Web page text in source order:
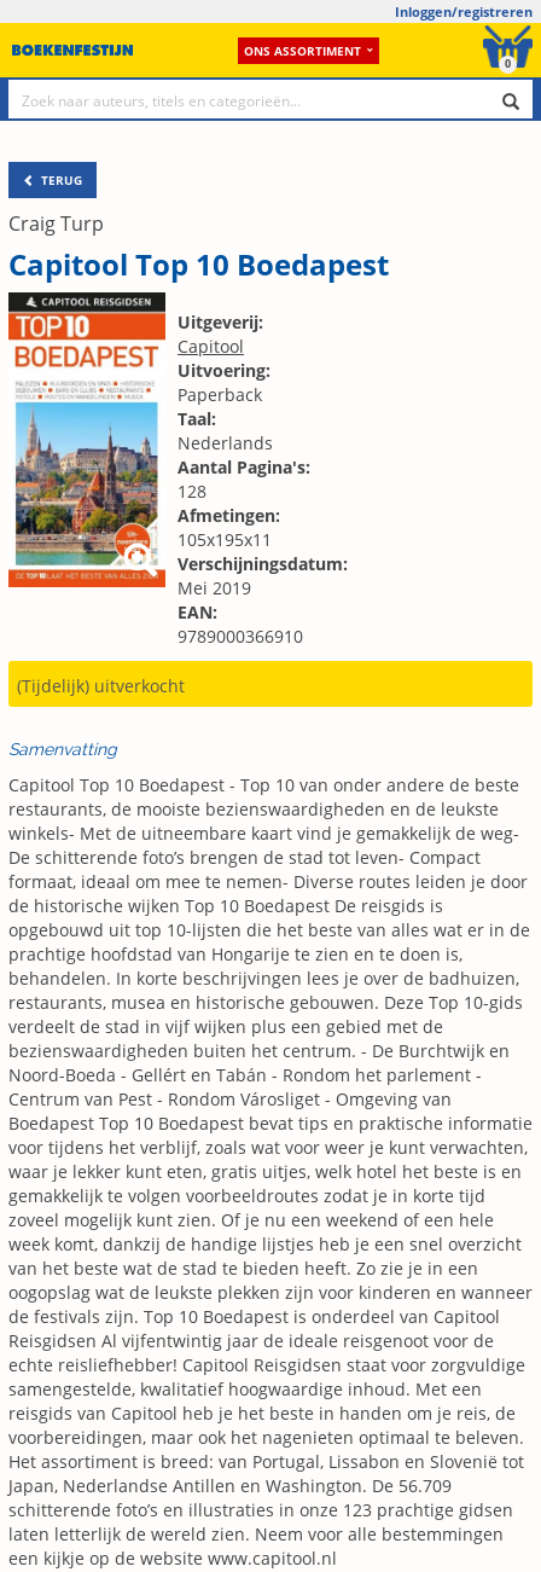
Inloggen/registreren
ONS ASSORTIMENT
0
TERUG
Craig Turp
Capitool Top 10 Boedapest
Uitgeverij:
Capitool
Uitvoering:
Paperback
Taal:
Nederlands
Aantal Pagina's:
128
Afmetingen:
105x195x11
Verschijningsdatum:
Mei 2019
EAN:
9789000366910
(Tijdelijk) uitverkocht
Samenvatting
Capitool Top 10 Boedapest - Top 10 van onder andere de beste
restaurants, de mooiste bezienswaardigheden en de leukste
winkels- Met de uitneembare kaart vind je gemakkelijk de weg-
De schitterende foto’s brengen de stad tot leven- Compact
formaat, ideaal om mee te nemen- Diverse routes leiden je door
de historische wijken Top 10 Boedapest De reisgids is
opgebouwd uit top 10-lijsten die het beste van alles wat er in de
prachtige hoofdstad van Hongarije te zien en te doen is,
behandelen. In korte beschrijvingen lees je over de badhuizen,
restaurants, musea en historische gebouwen. Deze Top 10-gids
verdeelt de stad in vijf wijken plus een gebied met de
bezienswaardigheden buiten het centrum. - De Burchtwijk en
Noord-Boeda - Gellért en Tabán - Rondom het parlement -
Centrum van Pest - Rondom Városliget - Omgeving van
Boedapest Top 10 Boedapest bevat tips en praktische informatie
voor tijdens het verblijf, zoals wat voor weer je kunt verwachten,
waar je lekker kunt eten, gratis uitjes, welk hotel het beste is en
gemakkelijk te volgen voorbeeldroutes zodat je in korte tijd
zoveel mogelijk kunt zien. Of je nu een weekend of een hele
week komt, dankzij de handige lijstjes heb je een snel overzicht
van het beste wat de stad te bieden heeft. Zo zie je in een
oogopslag wat de leukste plekken zijn voor kinderen en wanneer
de festivals zijn. Top 10 Boedapest is onderdeel van Capitool
Reisgidsen Al vijfentwintig jaar de ideale reisgenoot voor de
echte reisliefhebber! Capitool Reisgidsen staat voor zorgvuldige
samengestelde, kwalitatief hoogwaardige inhoud. Met een
reisgids van Capitool heb je het beste in handen om je reis, de
voorbereidingen, maar ook het nagenieten optimaal te beleven.
Het assortiment is breed: van Portugal, Lissabon en Slovenië tot
Japan, Nederlandse Antillen en Washington. De 56.709
schitterende foto’s en illustraties in onze 123 prachtige gidsen
laten letterlijk de wereld zien. Neem voor alle bestemmingen
een kijkje op de website www.capitool.nl